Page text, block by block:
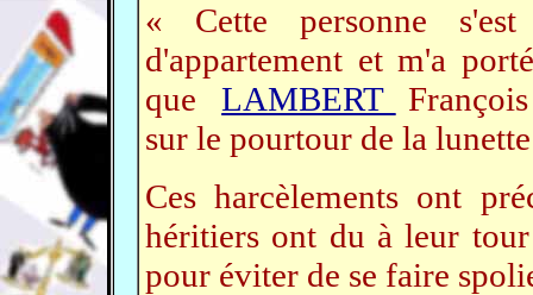
« Cette personne
d'appartement et m'a
queLAMBERT
sur le pourtour de la
Ces harcèlements ont
héritiers ont du à leur tour
pour éviter de se faire